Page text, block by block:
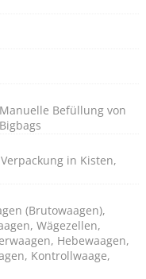
Befüllung von
in Kisten,
(Brutowaagen),
Wägezellen,
Hebewaagen,
Kontrollwaage,